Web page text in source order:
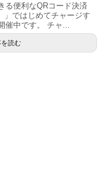
る便利なQRコード決済
」ではじめてチャージす
催中です。 チャ...
読む